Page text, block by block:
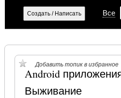
Все
Добавить топик в избранное
Android
Выживание